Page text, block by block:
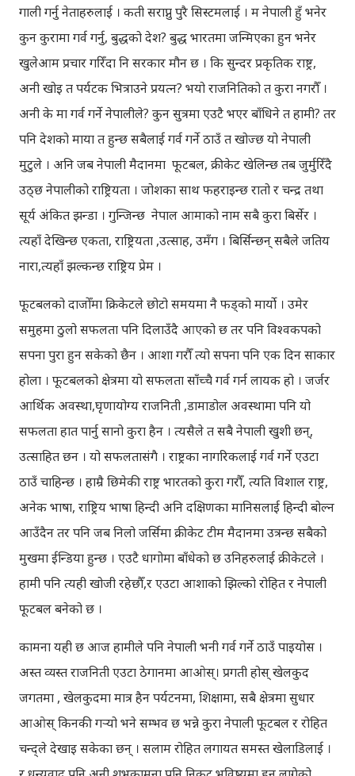
गाली गर्नु नेताहरुलाई । कती सराप्नु पुरै सिस्टमलाई । म नेपाली हुँ भनेर
कुन कुरामा गर्व गर्नु, बुद्धको देश? बुद्ध भारतमा जन्मिएका हुन भनेर
खुलेआम प्रचार गरिँदा नि सरकार मौन छ । कि सुन्दर प्रकृतिक राष्ट्र,
अनी खोइ त पर्यटक भित्राउने प्रयत्न? भयो राजनितिको त कुरा नगरौँ ।
अनी के मा गर्व गर्ने नेपालीले? कुन सुत्रमा एउटै भएर बाँधिने त हामी? तर
पनि देशको माया त हुन्छ सबैलाई गर्व गर्ने ठाउँ त खोज्छ यो नेपाली
मुटुले । अनि जब नेपाली मैदानमा फूटबल, क्रीकेट खेलिन्छ तब जुर्मुरिँदै
उठ्छ नेपालीको राष्ट्रियता । जोशका साथ फहराइन्छ रातो र चन्द्र तथा
सूर्य अंकित झन्डा । गुन्जिन्छ नेपाल आमाको नाम सबै कुरा बिर्सेर ।
त्यहाँ देखिन्छ एकता, राष्ट्रियता ,उत्साह, उमँग । बिर्सिन्छन् सबैले जतिय
नारा,त्यहाँ झल्कन्छ राष्ट्रिय प्रेम ।
फूटबलको दाजोँमा क्रिकेटले छोटो समयमा नै फड्को मार्यो । उमेर
समुहमा ठुलो सफलता पनि दिलाउँदै आएको छ तर पनि विश्वकपको
सपना पुरा हुन सकेको छैन । आशा गरौँ त्यो सपना पनि एक दिन साकार
होला । फूटबलको क्षेत्रमा यो सफलता साँच्चै गर्व गर्न लायक हो । जर्जर
आर्थिक अवस्था,घृणायोग्य राजनिती ,डामाडोल अवस्थामा पनि यो
सफलता हात पार्नु सानो कुरा हैन । त्यसैले त सबै नेपाली खुशी छन्,
उत्साहित छन । यो सफलतासंगै । राष्ट्रका नागरिकलाई गर्व गर्ने एउटा
ठाउँ चाहिन्छ । हाम्रै छिमेकी राष्ट्र भारतको कुरा गरौँ, त्यति विशाल राष्ट्र,
अनेक भाषा, राष्ट्रिय भाषा हिन्दी अनि दक्षिणका मानिसलाई हिन्दी बोल्न
आउँदैन तर पनि जब निलो जर्सिमा क्रीकेट टीम मैदानमा उत्रन्छ सबैको
मुखमा ईन्डिया हुन्छ । एउटै धागोमा बाँधेको छ उनिहरुलाई क्रीकेटले ।
हामी पनि त्यही खोजी रहेछौँ,र एउटा आशाको झिल्को रोहित र नेपाली
फूटबल बनेको छ ।
कामना यही छ आज हामीले पनि नेपाली भनी गर्व गर्ने ठाउँ पाइयोस ।
अस्त व्यस्त राजनिती एउटा ठेगानमा आओस्। प्रगती होस् खेलकुद
जगतमा , खेलकुदमा मात्र हैन पर्यटनमा, शिक्षामा, सबै क्षेत्रमा सुधार
आओस् किनकी गर्‍यो भने सम्भव छ भन्ने कुरा नेपाली फूटबल र रोहित
चन्द्ले देखाइ सकेका छन् । सलाम रोहित लगायत समस्त खेलाडिलाई ।